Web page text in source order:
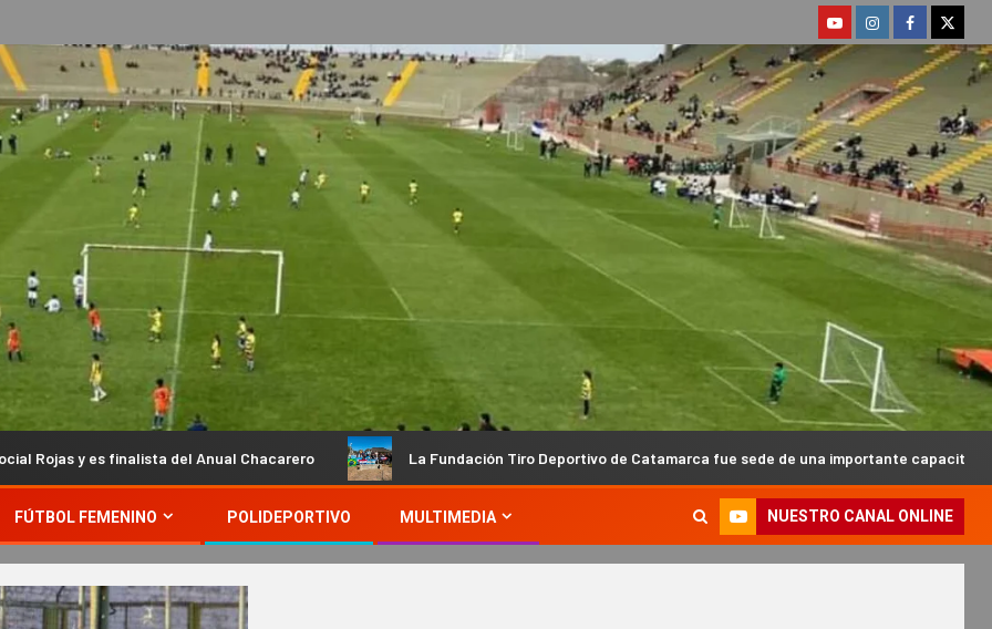
del Anual Chacarero La Fundación Tiro Deportivo de Catamarca fue sede de una importante capacitación nacional
FÚTBOL FEMENINO POLIDEPORTIVO MULTIMEDIA NUESTRO CANAL ONLINE